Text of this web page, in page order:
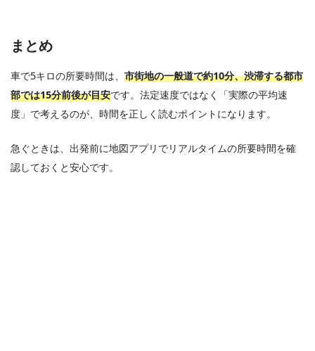
まとめ
車で5キロの所要時間は、 市街地の一般道で約10分、渋滞する都市
部では15分前後が目安です。法定速度ではなく「実際の平均速
度」で考えるのが、時間を正しく読むポイントになります。
急ぐときは、出発前に地図アプリでリアルタイムの所要時間を確
認しておくと安心です。